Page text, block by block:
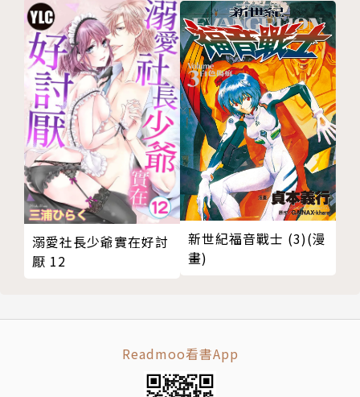
溺愛社長少爺實在好討
厭 12
新世紀福音戰士 (3)(漫
畫)
Readmoo看書App